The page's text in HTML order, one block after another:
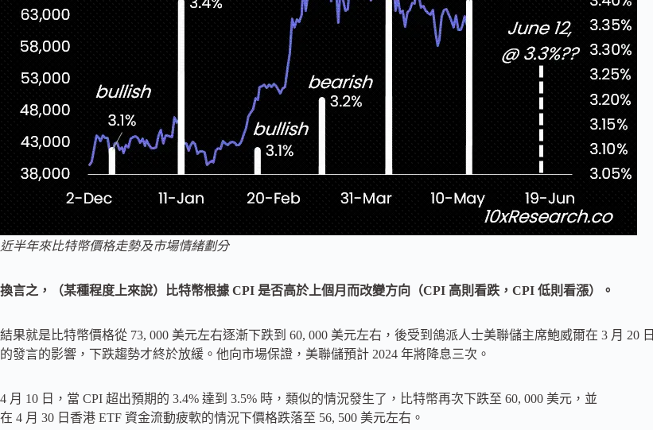
近半年來比特幣價格走勢及市場情緒劃分
換言之，（某種程度上來說）比特幣根據 CPI 是否高於上個月而改變方向（CPI 高則看跌，CPI 低則看漲）。
結果就是比特幣價格從 73, 000 美元左右逐漸下跌到 60, 000 美元左右，後受到鴿派人士美聯儲主席鮑威爾在 3 月 20 日
的發言的影響，下跌趨勢才終於放緩。他向市場保證，美聯儲預計 2024 年將降息三次。
4 月 10 日，當 CPI 超出預期的 3.4% 達到 3.5% 時，類似的情況發生了，比特幣再次下跌至 60, 000 美元，並
在 4 月 30 日香港 ETF 資金流動疲軟的情況下價格跌落至 56, 500 美元左右。